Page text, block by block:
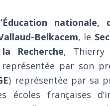
Belkacem, le
Recherche, Thierry
par son
) représentée par sa
écoles françaises